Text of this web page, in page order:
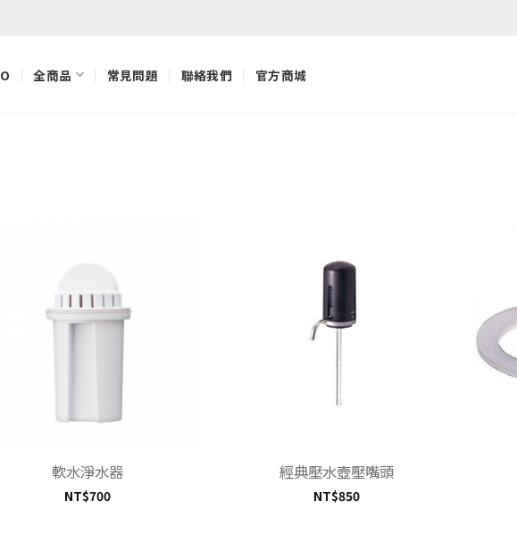
全商品 常見問題 聯絡我們 官方商城
軟水淨水器
NT$700
經典壓水壺壓嘴頭
NT$850